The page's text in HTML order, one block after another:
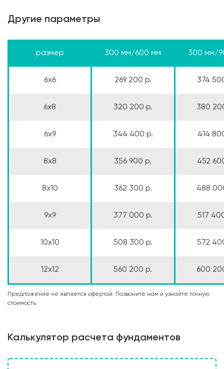
Другие параметры
размер
6x6
6x8
6x9
8x8
8x10
9x9
10x10
12x12
300 мм/600 мм
269 200 р.
320 200 р.
344 400 р.
356 900 р.
362 300 р.
377 000 р.
508 300 р.
560 200 р.
300 мм/
374
380
414
452
488
517
572
600
Предложение не является офертой. Позвоните нам и узнайте точную
стоимость.
Калькулятор расчета фундаментов